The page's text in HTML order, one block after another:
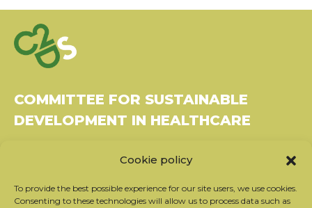
Cookie policy
To provide the best possible experience for our site users, we use cookies.
Consenting to these technologies will allow us to process data such as
COMMITTEE FOR SUSTAINABLE
DEVELOPMENT IN HEALTHCARE
37270 Montlouis-sur-Loire
Tel: 06 26 49 36 81 - contact@c2ds.eu